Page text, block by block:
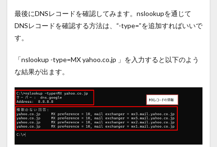
最後にDNSレコードを確認してみます。nslookupを通じて
DNSレコードを確認する方法は、 “-type=”を追加すればいいで
す。
「nslookup -type=MX yahoo.co.jp 」を入力すると以下のよう
な結果が出ます。